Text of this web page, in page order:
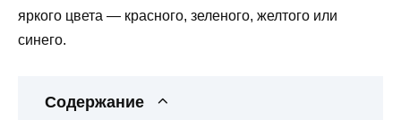
яркого цвета — красного, зеленого, желтого или
синего.
Содержание